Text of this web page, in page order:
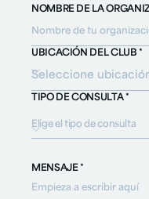
NOMBRE DE LA
UBICACIÓN DEL CLUB *
TIPO DE CONSULTA *
Elige el tipo de consulta
MENSAJE *